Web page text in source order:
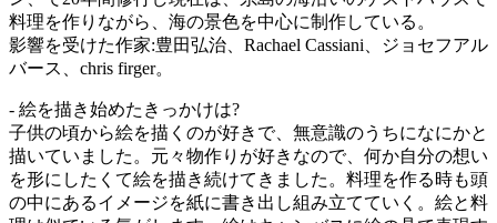
料理を作りながら、海の景色を中心に制作している。
影響を受けた作家:豊田弘治、Rachael Cassiani、ジョセフアル
バース、chris firger。
- 絵を描き始めたきっかけは?
子供の頃から絵を描くのが好きで、無意識のうちになにかと
描いていました。元々物作りが好きなので、何か自分の想い
を形にしたくて絵を描き続けてきました。料理を作る時も頭
の中にあるイメージを紙に書き出し組み立てていく。絵と料